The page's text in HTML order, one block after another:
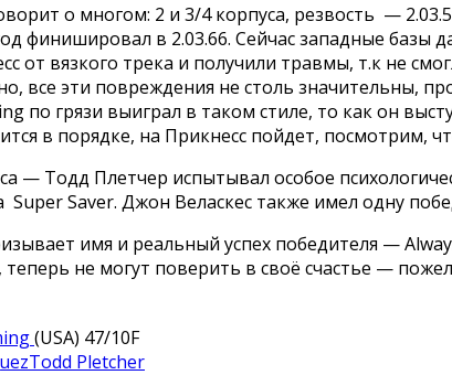
о многом: 2 и 3/4 корпуса, резвость —
финишировал в 2.03.66. Сейчас западные
от вязкого трека и получили травмы, т.к не
все эти повреждения не столь значительны,
по грязи выиграл в таком стиле, то как он
в порядке, на Прикнесс пойдет,
— Тодд Плетчер испытывал особое
Saver. Джон Веласкес также имел одну
имя и реальный успех победителя —
не могут поверить в своё счастье —
(USA) 47/10F
Todd Pletcher